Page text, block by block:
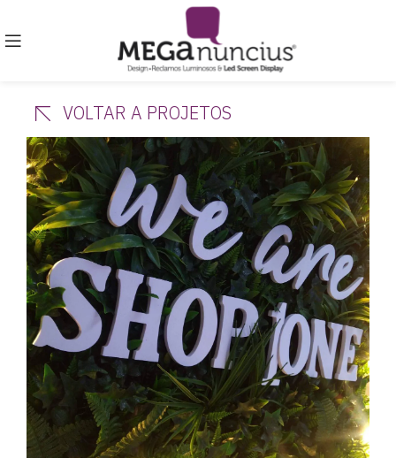
VOLTAR A PROJETOS